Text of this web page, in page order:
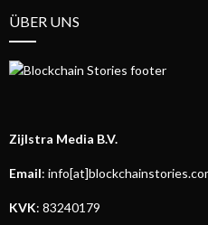
ÜBER UNS
Zijlstra Media B.V.
Email:
KVK: 83240179